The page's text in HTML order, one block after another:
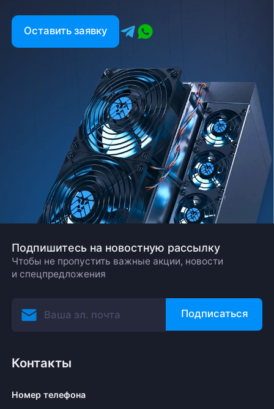
Оставить заявку
Подпишитесь на новостную рассылку
Чтобы не пропустить важные акции, новости
и спецпредложения
Подписаться
Контакты
Номер телефона